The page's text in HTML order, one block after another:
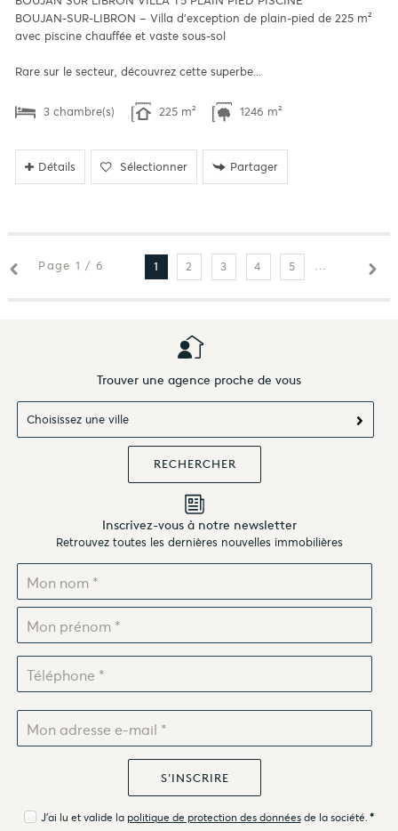
BOUJAN-SUR-LIBRON – Villa d'exception de plain-pied de 225 m²
avec piscine chauffée et vaste sous-sol
Rare sur le secteur, découvrez cette superbe...
3 chambre(s) 225 m² 1246 m²
Détails Sélectionner Partager
Page 1 / 6 1 2 3 4 5 6
Trouver une agence proche de vous
Choisissez une ville
Inscrivez-vous à notre newsletter
Retrouvez toutes les dernières nouvelles immobilières
J'ai lu et valide la politique de protection des donnéesde la société. *